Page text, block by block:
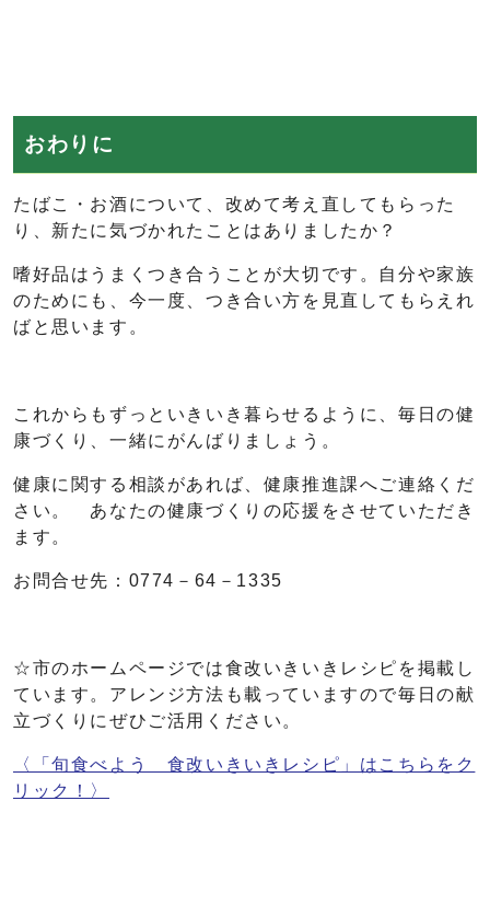
おわりに
たばこ・お酒について、改めて考え直してもらった
り、新たに気づかれたことはありましたか？
嗜好品はうまくつき合うことが大切です。自分や家族
のためにも、今一度、つき合い方を見直してもらえれ
ばと思います。
これからもずっといきいき暮らせるように、毎日の健
康づくり、一緒にがんばりましょう。
健康に関する相談があれば、健康推進課へご連絡くだ
さい。 あなたの健康づくりの応援をさせていただき
ます。
お問合せ先：0774－64－1335
☆市のホームページでは食改いきいきレシピを掲載し
ています。アレンジ方法も載っていますので毎日の献
立づくりにぜひご活用ください。
〈「旬食べよう 食改いきいきレシピ」はこちらをク
リック！〉